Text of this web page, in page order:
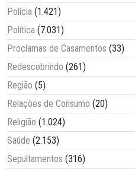
Polícia (1.421)
Política (7.031)
Proclamas de Casamentos (33)
Redescobrindo (261)
Região (5)
Relações de Consumo (20)
Religião (1.024)
Saúde (2.153)
Sepultamentos (316)